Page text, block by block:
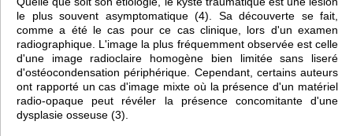
le plus souvent asymptomatique (4). Sa découverte se fait,
comme a été le cas pour ce cas clinique, lors d'un examen
radiographique. L'image la plus fréquemment observée est celle
d'une image radioclaire homogène bien limitée sans liseré
d'ostéocondensation périphérique. Cependant, certains auteurs
ont rapporté un cas d'image mixte où la présence d'un matériel
radio-opaque peut révéler la présence concomitante d'une
dysplasie osseuse (3).